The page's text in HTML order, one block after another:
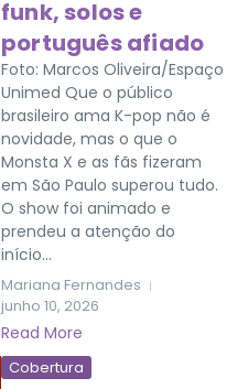
funk, solos e
português afiado
Foto: Marcos Oliveira/Espaço
Unimed Que o público
brasileiro ama K-pop não é
novidade, mas o que o
Monsta X e as fãs fizeram
em São Paulo superou tudo.
O show foi animado e
prendeu a atenção do
início...
Mariana Fernandes
junho 10, 2026
Read More
Cobertura